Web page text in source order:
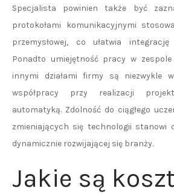
Specjalista powinien także być
protokołami komunikacyjnymi
przemysłowej, co ułatwia
Ponadto umiejętność pracy w
innymi działami firmy są niezwykle
współpracy przy realizacji
automatyką. Zdolność do ciągłego
zmieniających się technologii stanowi
dynamicznie rozwijającej się branży.
Jakie są